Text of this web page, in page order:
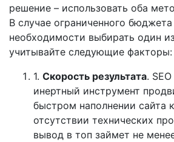
решение – использовать оба
В случае ограниченного
необходимости выбирать один
учитывайте следующие факторы:
1. Скорость результата.
инертный инструмент
быстром наполнении сайта
отсутствии технических
вывод в топ займет не